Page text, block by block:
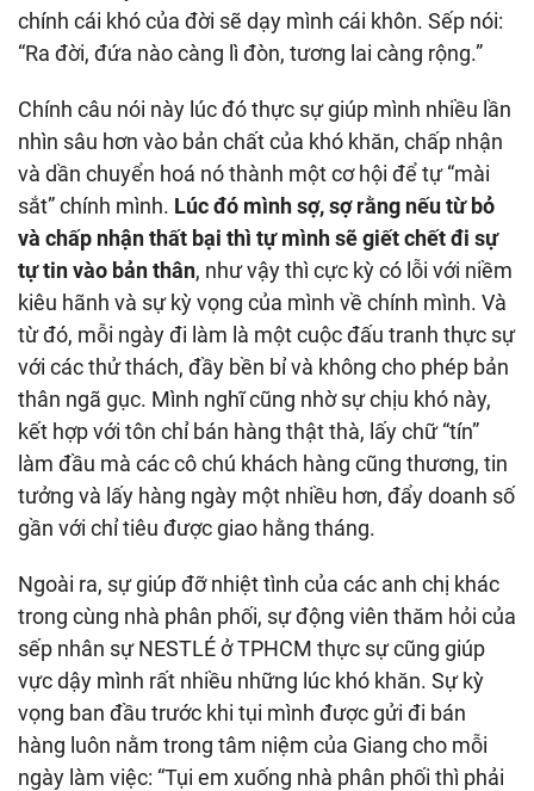
chính cái khó của đời sẽ dạy mình cái khôn. Sếp nói:
“Ra đời, đứa nào càng lì đòn, tương lai càng rộng.”
Chính câu nói này lúc đó thực sự giúp mình nhiều lần
nhìn sâu hơn vào bản chất của khó khăn, chấp nhận
và dần chuyển hoá nó thành một cơ hội để tự “mài
sắt” chính mình. Lúc đó mình sợ, sợ rằng nếu từ bỏ
và chấp nhận thất bại thì tự mình sẽ giết chết đi sự
tự tin vào bản thân, như vậy thì cực kỳ có lỗi với niềm
kiêu hãnh và sự kỳ vọng của mình về chính mình. Và
từ đó, mỗi ngày đi làm là một cuộc đấu tranh thực sự
với các thử thách, đầy bền bỉ và không cho phép bản
thân ngã gục. Mình nghĩ cũng nhờ sự chịu khó này,
kết hợp với tôn chỉ bán hàng thật thà, lấy chữ “tín”
làm đầu mà các cô chú khách hàng cũng thương, tin
tưởng và lấy hàng ngày một nhiều hơn, đẩy doanh số
gần với chỉ tiêu được giao hằng tháng.
Ngoài ra, sự giúp đỡ nhiệt tình của các anh chị khác
trong cùng nhà phân phối, sự động viên thăm hỏi của
sếp nhân sự NESTLÉ ở TPHCM thực sự cũng giúp
vực dậy mình rất nhiều những lúc khó khăn. Sự kỳ
vọng ban đầu trước khi tụi mình được gửi đi bán
hàng luôn nằm trong tâm niệm của Giang cho mỗi
ngày làm việc: “Tụi em xuống nhà phân phối thì phải